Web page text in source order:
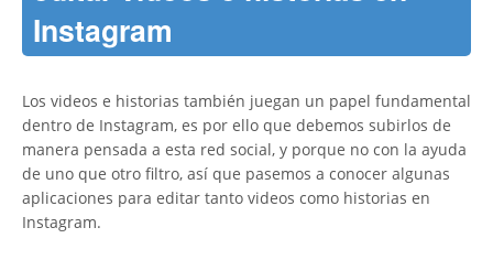
Instagram
Los videos e historias también juegan un papel fundamental
dentro de Instagram, es por ello que debemos subirlos de
manera pensada a esta red social, y porque no con la ayuda
de uno que otro filtro, así que pasemos a conocer algunas
aplicaciones para editar tanto videos como historias en
Instagram.